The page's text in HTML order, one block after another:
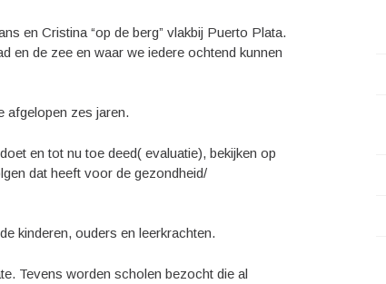
en Cristina “op de berg” vlakbij Puerto Plata.
en de zee en waar we iedere ochtend kunnen
afgelopen zes jaren.
en tot nu toe deed( evaluatie), bekijken op
dat heeft voor de gezondheid/
kinderen, ouders en leerkrachten.
Tevens worden scholen bezocht die al